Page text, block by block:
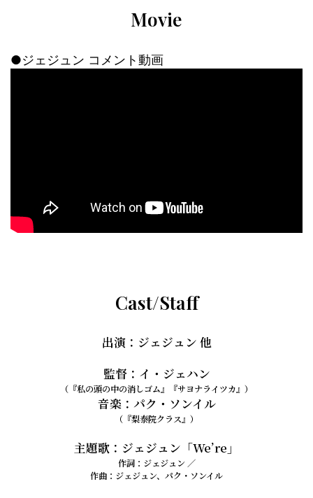
Movie
●ジェジュン コメント動画
Cast/Staff
出演：ジェジュン 他
監督：イ・ジェハン
（『私の頭の中の消しゴム』『サヨナライツカ』）
音楽：パク・ソンイル
（『梨泰院クラス』）
主題歌：ジェジュン「We’re」
作詞：ジェジュン ／
作曲：ジェジュン、パク・ソンイル